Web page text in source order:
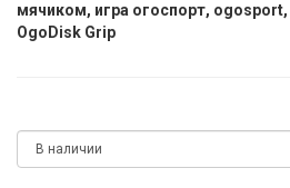
мячиком, игра огоспорт,
OgoDisk Grip